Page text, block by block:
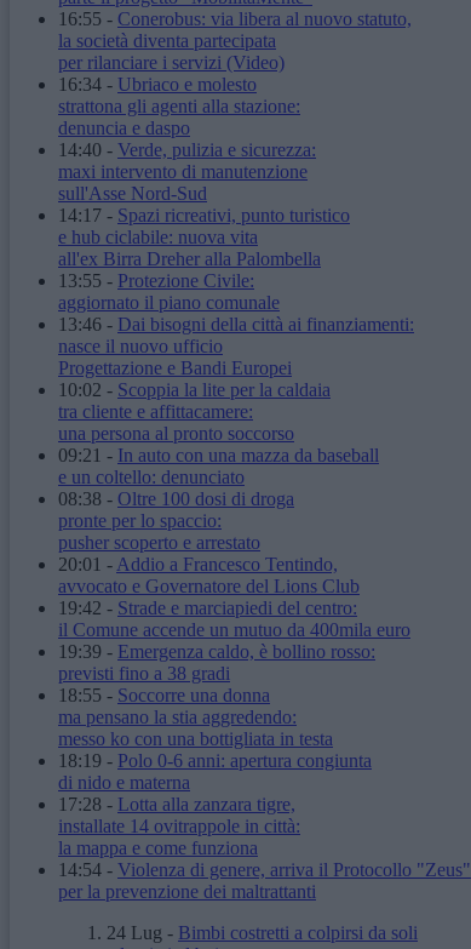
16:55 - Conerobus: via libera al nuovo statuto,
la società diventa partecipata
per rilanciare i servizi (Video)
16:34 - Ubriaco e molesto
strattona gli agenti alla stazione:
denuncia e daspo
14:40 - Verde, pulizia e sicurezza:
maxi intervento di manutenzione
sull'Asse Nord-Sud
14:17 - Spazi ricreativi, punto turistico
e hub ciclabile: nuova vita
all'ex Birra Dreher alla Palombella
13:55 - Protezione Civile:
aggiornato il piano comunale
13:46 - Dai bisogni della città ai finanziamenti:
nasce il nuovo ufficio
Progettazione e Bandi Europei
10:02 - Scoppia la lite per la caldaia
tra cliente e affittacamere:
una persona al pronto soccorso
09:21 - In auto con una mazza da baseball
e un coltello: denunciato
08:38 - Oltre 100 dosi di droga
pronte per lo spaccio:
pusher scoperto e arrestato
20:01 - Addio a Francesco Tentindo,
avvocato e Governatore del Lions Club
19:42 - Strade e marciapiedi del centro:
il Comune accende un mutuo da 400mila euro
19:39 - Emergenza caldo, è bollino rosso:
previsti fino a 38 gradi
18:55 - Soccorre una donna
ma pensano la stia aggredendo:
messo ko con una bottigliata in testa
18:19 - Polo 0-6 anni: apertura congiunta
di nido e materna
17:28 - Lotta alla zanzara tigre,
installate 14 ovitrappole in città:
la mappa e come funziona
14:54 - Violenza di genere, arriva il Protocollo "Zeus"
per la prevenzione dei maltrattanti
24 Lug - Bimbi costretti a colpirsi da soli